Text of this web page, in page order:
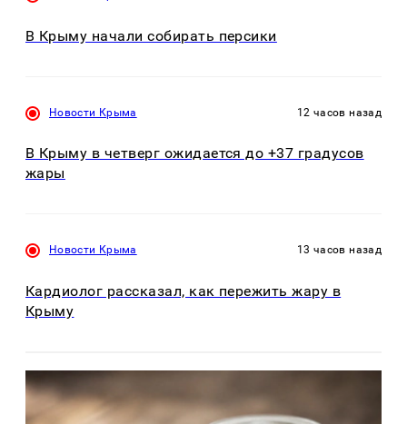
В Крыму начали собирать персики
Новости Крыма 12 часов назад
В Крыму в четверг ожидается до +37 градусов
жары
Новости Крыма 13 часов назад
Кардиолог рассказал, как пережить жару в
Крыму